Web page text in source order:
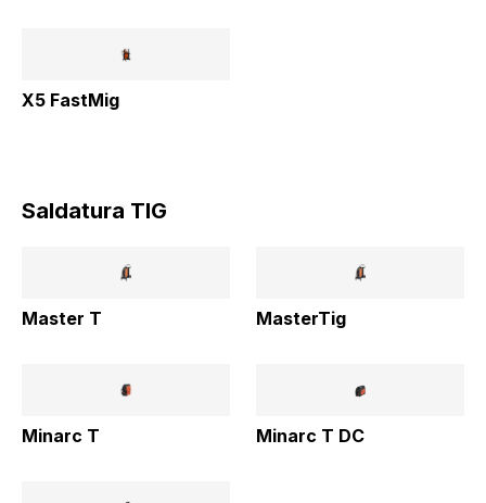
X5 FastMig
Saldatura TIG
Master T MasterTig
Minarc T Minarc T DC